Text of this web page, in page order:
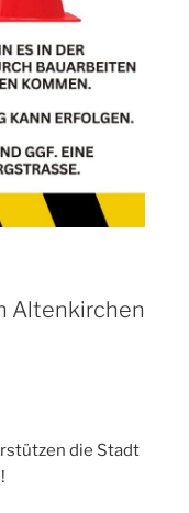
Altenkirchen
die Stadt